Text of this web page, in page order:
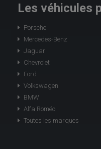
Les véhicules
Porsche
Mercedes-Benz
Jaguar
Chevrolet
Ford
Volkswagen
BMW
Alfa Roméo
Toutes les marques